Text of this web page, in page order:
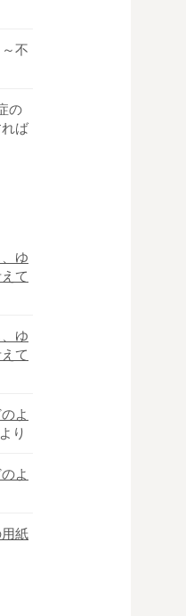
不
の
ば
ゆ
て
ゆ
て
よ
より
よ
紙